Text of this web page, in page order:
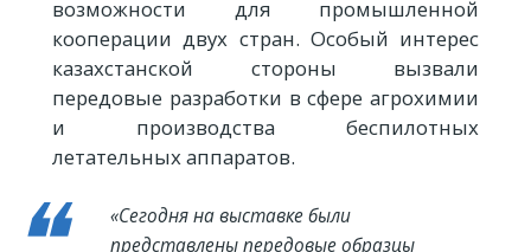
возможности для промышленной
кооперации двух стран. Особый интерес
казахстанской стороны вызвали
передовые разработки в сфере агрохимии
и производства беспилотных
летательных аппаратов.
«Сегодня на выставке были
представлены передовые образцы